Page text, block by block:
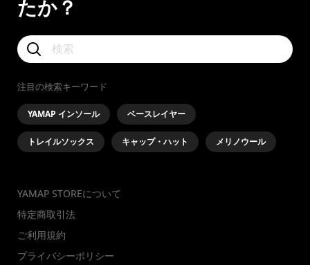
たか？
注目の検索キーワード
YAMAP インソール ベースレイヤー
トレイルソックス キャップ・ハット メリノウール
YAMAP STOREについて
特定商取引法
ご利用規約
プライバシーポリシー